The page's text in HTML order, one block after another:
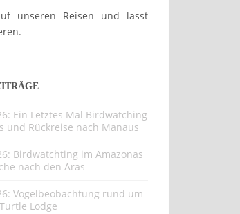
unseren Reisen und lasst
Ein Letztes Mal Birdwatching
und Rückreise nach Manaus
Birdwatchting im Amazonas
nach den Aras
Vogelbeobachtung rund um
Lodge